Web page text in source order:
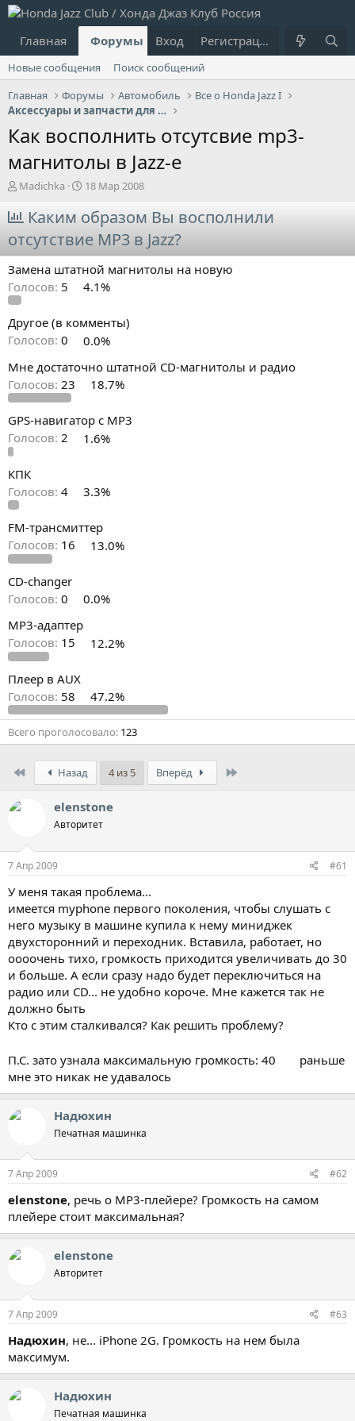
Главная Форумы Что нового?
Вход Регистрация
Новые сообщения
Поиск сообщений
Главная
Форумы Автомобиль
Все о Honda Jazz I
Аксессуары и запчасти для Jazz I
Как восполнить отсутсвие mp3-
магнитолы в Jazz-е
А
в
т
о
р
т
е
м
ы
Madichka
Д
а
т
а
н
а
ч
а
18 Мар 2008
Каким образом Вы восполнили
отсутствие MP3 в Jazz?
Замена штатной магнитолы на новую
Голосов: 5 4.1%
Другое (в комменты)
Голосов: 0
0.0%
Мне достаточно штатной CD-магнитолы и радио
Голосов: 23 18.7%
GPS-навигатор с MP3
Голосов: 2 1.6%
КПК
Голосов: 4 3.3%
FM-трансмиттер
Голосов: 16 13.0%
CD-changer
Голосов: 0
0.0%
MP3-адаптер
Голосов: 15 12.2%
Плеер в AUX
Голосов: 58 47.2%
Всего проголосовало 123
Назад 4 из 5 Вперёд
elenstone
Авторитет
7 Апр 2009 #61
У меня такая проблема...
имеется myphone первого поколения, чтобы слушать с
него музыку в машине купила к нему миниджек
двухсторонний и переходник. Вставила, работает, но
оооочень тихо, громкость приходится увеличивать до 30
и больше. А если сразу надо будет переключиться на
радио или CD... не удобно короче. Мне кажется так не
должно быть
Кто с этим сталкивался? Как решить проблему?
П.С. зато узнала максимальную громкость: 40
раньше
мне это никак не удавалось
Надюхин
Печатная машинка
7 Апр 2009 #62
elenstone, речь о МР3-плейере? Громкость на самом
плейере стоит максимальная?
elenstone
Авторитет
7 Апр 2009 #63
Надюхин, не... iPhone 2G. Громкость на нем была
максимум.
Надюхин
Печатная машинка